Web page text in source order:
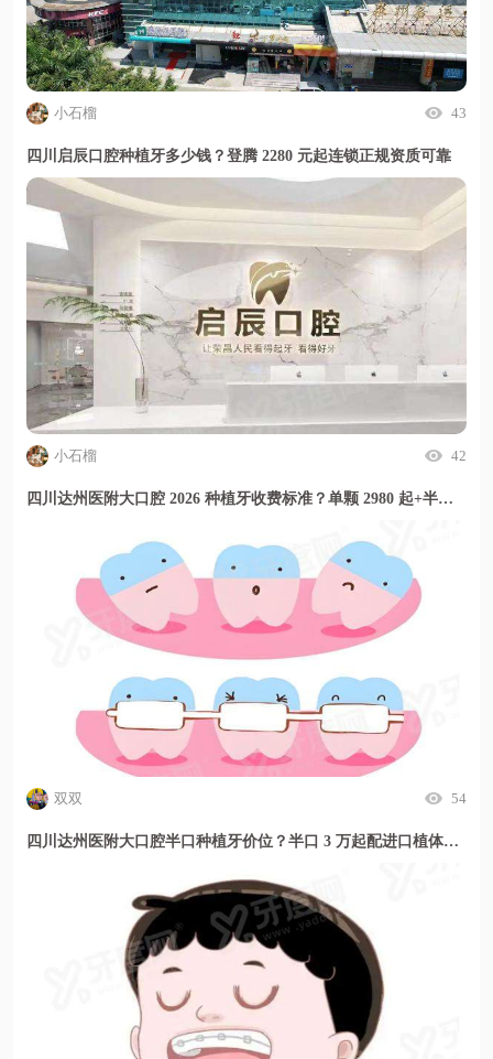
小石榴 43
四川启辰口腔种植牙多少钱？登腾 2280 元起连锁正规资质可靠
小石榴 42
四川达州医附大口腔 2026 种植牙收费标准？单颗 2980 起+半口优惠多，价格透明放心种
双双 54
四川达州医附大口腔半口种植牙价位？半口 3 万起配进口植体，缺牙修复方案更安心